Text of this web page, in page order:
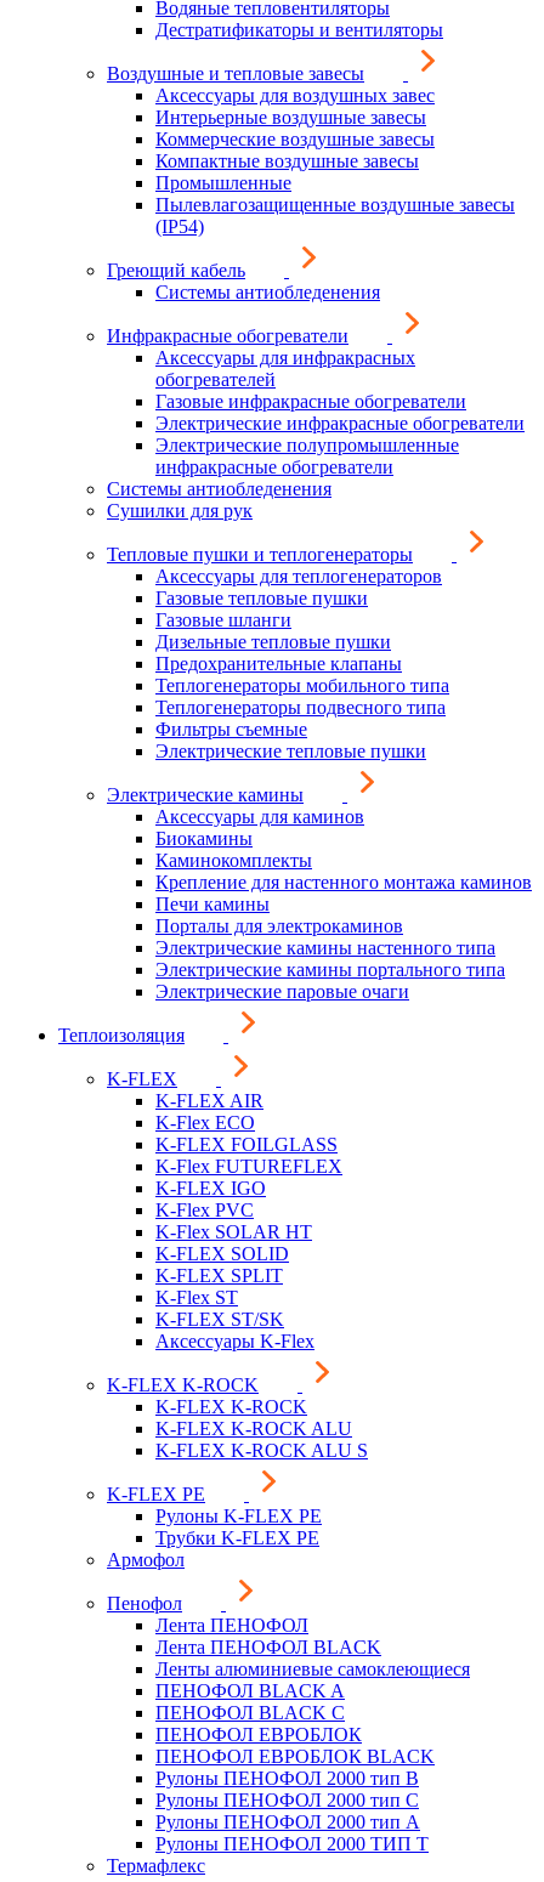
Водяные тепловентиляторы
Дестратификаторы и вентиляторы
Воздушные и тепловые завесы
Аксессуары для воздушных завес
Интерьерные воздушные завесы
Коммерческие воздушные завесы
Компактные воздушные завесы
Промышленные
Пылевлагозащищенные воздушные завесы
(IP54)
Греющий кабель
Системы антиобледенения
Инфракрасные обогреватели
Аксессуары для инфракрасных
обогревателей
Газовые инфракрасные обогреватели
Электрические инфракрасные обогреватели
Электрические полупромышленные
инфракрасные обогреватели
Системы антиобледенения
Сушилки для рук
Тепловые пушки и теплогенераторы
Аксессуары для теплогенераторов
Газовые тепловые пушки
Газовые шланги
Дизельные тепловые пушки
Предохранительные клапаны
Теплогенераторы мобильного типа
Теплогенераторы подвесного типа
Фильтры съемные
Электрические тепловые пушки
Электрические камины
Аксессуары для каминов
Биокамины
Каминокомплекты
Крепление для настенного монтажа каминов
Печи камины
Порталы для электрокаминов
Электрические камины настенного типа
Электрические камины портального типа
Электрические паровые очаги
Теплоизоляция
K-FLEX
K-FLEX AIR
K-Flex ECO
K-FLEX FOILGLASS
K-Flex FUTUREFLEX
K-FLEX IGO
K-Flex PVC
K-Flex SOLAR HT
K-FLEX SOLID
K-FLEX SPLIT
K-Flex ST
K-FLEX ST/SK
Аксессуары K-Flex
K-FLEX K-ROCK
K-FLEX K-ROCK
K-FLEX K-ROCK ALU
K-FLEX K-ROCK ALU S
K-FLEX PE
Рулоны K-FLEX PE
Трубки K-FLEX PE
Армофол
Пенофол
Лента ПЕНОФОЛ
Лента ПЕНОФОЛ BLACK
Ленты алюминиевые самоклеющиеся
ПЕНОФОЛ BLACK A
ПЕНОФОЛ BLACK С
ПЕНОФОЛ ЕВРОБЛОК
ПЕНОФОЛ ЕВРОБЛОК BLACK
Рулоны ПЕНОФОЛ 2000 тип B
Рулоны ПЕНОФОЛ 2000 тип C
Рулоны ПЕНОФОЛ 2000 тип А
Рулоны ПЕНОФОЛ 2000 ТИП Т
Термафлекс